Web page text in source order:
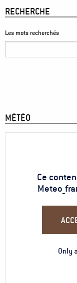
RECHERCHE
Les mots recherchés
MÉTÉO
Ce
Only